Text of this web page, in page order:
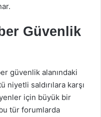
Güvenlik
güvenlik alanındaki
niyetli saldırılara karşı
için büyük bir
tür forumlarda